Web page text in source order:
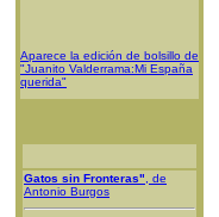
Aparece la edición de bolsillo de
"Juanito Valderrama:Mi España
querida"
Gatos sin Fronteras" , de
Antonio Burgos